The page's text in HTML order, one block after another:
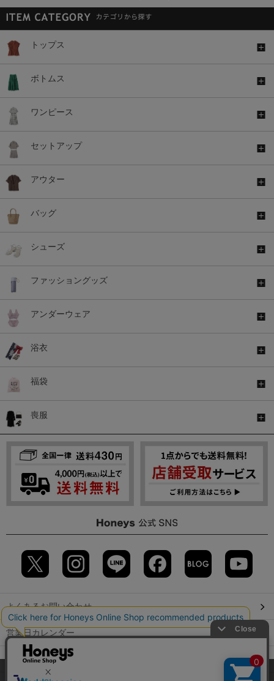
トップス
ボトムス
ワンピース
セットアップ
アウター
バッグ
シューズ
ファッショングッズ
アンダーウェア
浴衣
福袋
喪服
よくあるお問い合わせ
営業日カレンダー
店舗検索
当サイトでは、サイトの利便性向上のため、クッキー(Cookie)を使